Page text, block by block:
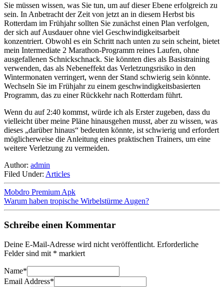
Sie müssen wissen, was Sie tun, um auf dieser Ebene erfolgreich zu
sein. In Anbetracht der Zeit von jetzt an in diesem Herbst bis
Rotterdam im Frühjahr sollten Sie zunächst einen Plan verfolgen,
der sich auf Ausdauer ohne viel Geschwindigkeitsarbeit
konzentriert. Obwohl es ein Schritt nach unten zu sein scheint, bietet
mein Intermediate 2 Marathon-Programm reines Laufen, ohne
ausgefallenen Schnickschnack. Sie könnten dies als Basistraining
verwenden, das als Nebeneffekt das Verletzungsrisiko in den
Wintermonaten verringert, wenn der Stand schwierig sein könnte.
Wechseln Sie im Frühjahr zu einem geschwindigkeitsbasierten
Programm, das zu einer Rückkehr nach Rotterdam führt.
Wenn du auf 2:40 kommst, würde ich als Erster zugeben, dass du
vielleicht über meine Pläne hinausgehen musst, aber zu wissen, was
dieses „darüber hinaus“ bedeuten könnte, ist schwierig und erfordert
möglicherweise die Anleitung eines praktischen Trainers, um eine
weitere Verletzung zu vermeiden.
Author: admin
Filed Under: Articles
Mobdro Premium Apk
Warum haben tropische Wirbelstürme Augen?
Schreibe einen Kommentar
Deine E-Mail-Adresse wird nicht veröffentlicht. Erforderliche
Felder sind mit * markiert
Name*
Email Address*